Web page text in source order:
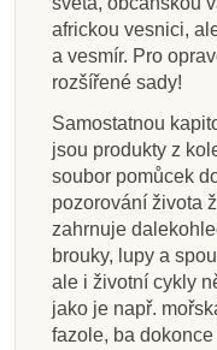
africkou vesnici,
a vesmír. Pro
rozšířené sady!
Samostatnou
jsou produkty z
soubor pomůcek
pozorování života
zahrnuje
brouky, lupy a
ale i životní cykly
jako je např.
fazole, ba